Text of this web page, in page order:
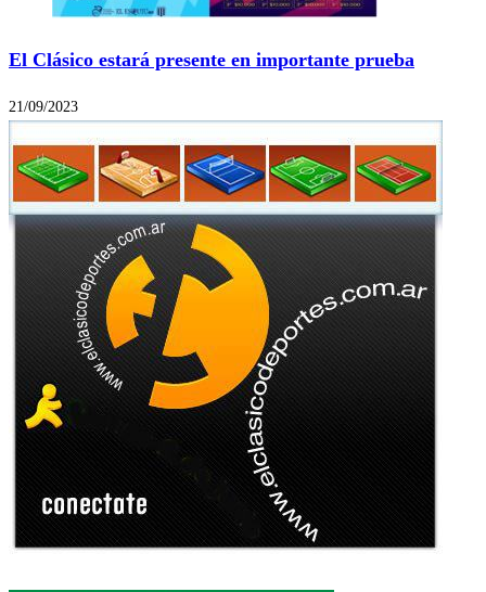
El Clásico estará presente en importante prueba
21/09/2023